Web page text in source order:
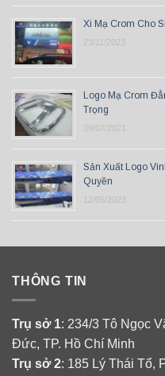
Xi Mạ Crom Cho
23/11/2023
Logo Mạ Crom
Trọng
09/07/2021
Sản Xuất Logo
Quyền
12/05/2023
THÔNG TIN
Trụ sở 1: 234/3 Tô Ngọc
Đức, TP. Hồ Chí Minh
Trụ sở 2: 185 Lý Thái Tổ,